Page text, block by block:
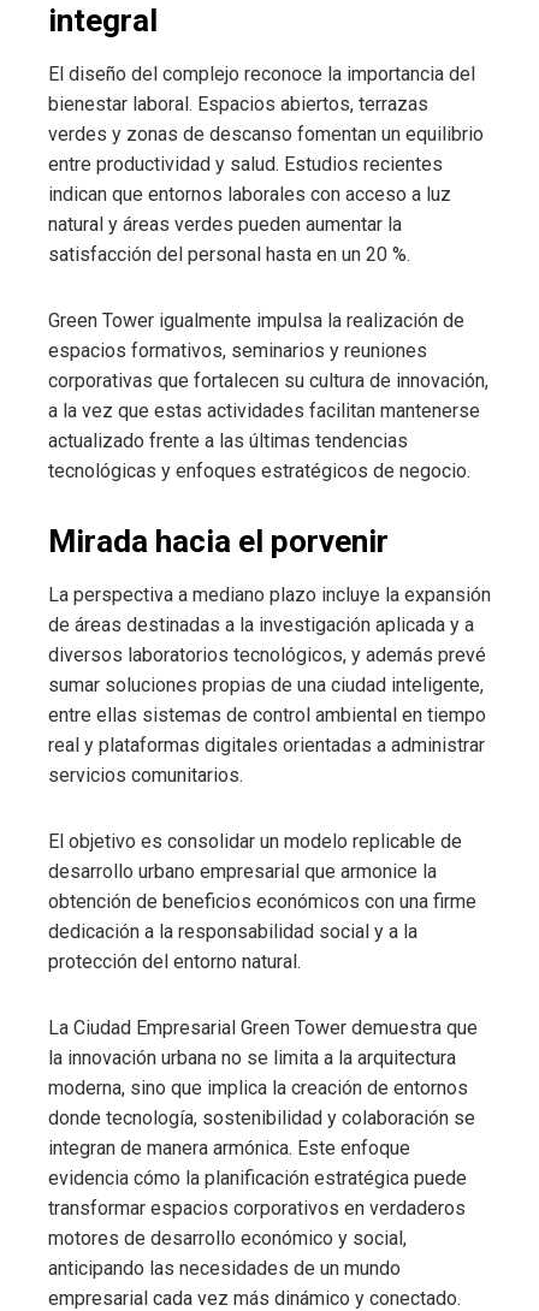
integral
El diseño del complejo reconoce la importancia del
bienestar laboral. Espacios abiertos, terrazas
verdes y zonas de descanso fomentan un equilibrio
entre productividad y salud. Estudios recientes
indican que entornos laborales con acceso a luz
natural y áreas verdes pueden aumentar la
satisfacción del personal hasta en un 20 %.
Green Tower igualmente impulsa la realización de
espacios formativos, seminarios y reuniones
corporativas que fortalecen su cultura de innovación,
a la vez que estas actividades facilitan mantenerse
actualizado frente a las últimas tendencias
tecnológicas y enfoques estratégicos de negocio.
Mirada hacia el porvenir
La perspectiva a mediano plazo incluye la expansión
de áreas destinadas a la investigación aplicada y a
diversos laboratorios tecnológicos, y además prevé
sumar soluciones propias de una ciudad inteligente,
entre ellas sistemas de control ambiental en tiempo
real y plataformas digitales orientadas a administrar
servicios comunitarios.
El objetivo es consolidar un modelo replicable de
desarrollo urbano empresarial que armonice la
obtención de beneficios económicos con una firme
dedicación a la responsabilidad social y a la
protección del entorno natural.
La Ciudad Empresarial Green Tower demuestra que
la innovación urbana no se limita a la arquitectura
moderna, sino que implica la creación de entornos
donde tecnología, sostenibilidad y colaboración se
integran de manera armónica. Este enfoque
evidencia cómo la planificación estratégica puede
transformar espacios corporativos en verdaderos
motores de desarrollo económico y social,
anticipando las necesidades de un mundo
empresarial cada vez más dinámico y conectado.